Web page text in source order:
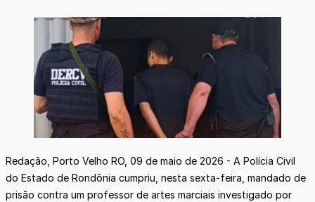
Redação, Porto Velho RO, 09 de maio de 2026 - A Polícia Civil
do Estado de Rondônia cumpriu, nesta sexta-feira, mandado de
prisão contra um professor de artes marciais investigado por